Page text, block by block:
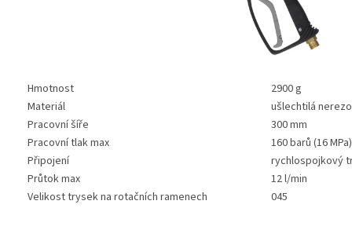
Hmotnost
2900 g
Materiál
ušlechtilá
Pracovní šíře
300 mm
Pracovní tlak max
160 barů (16 MPa)
Připojení
rychlospojkový
Průtok max
12 l/min
Velikost trysek na rotačních ramenech
045